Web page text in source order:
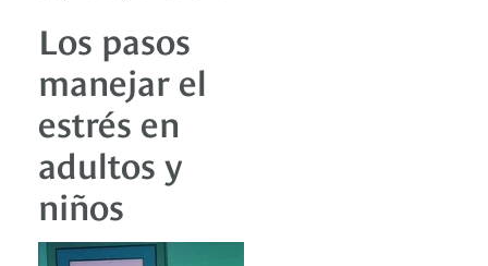
Los pasos
manejar el
estrés en
adultos y
niños